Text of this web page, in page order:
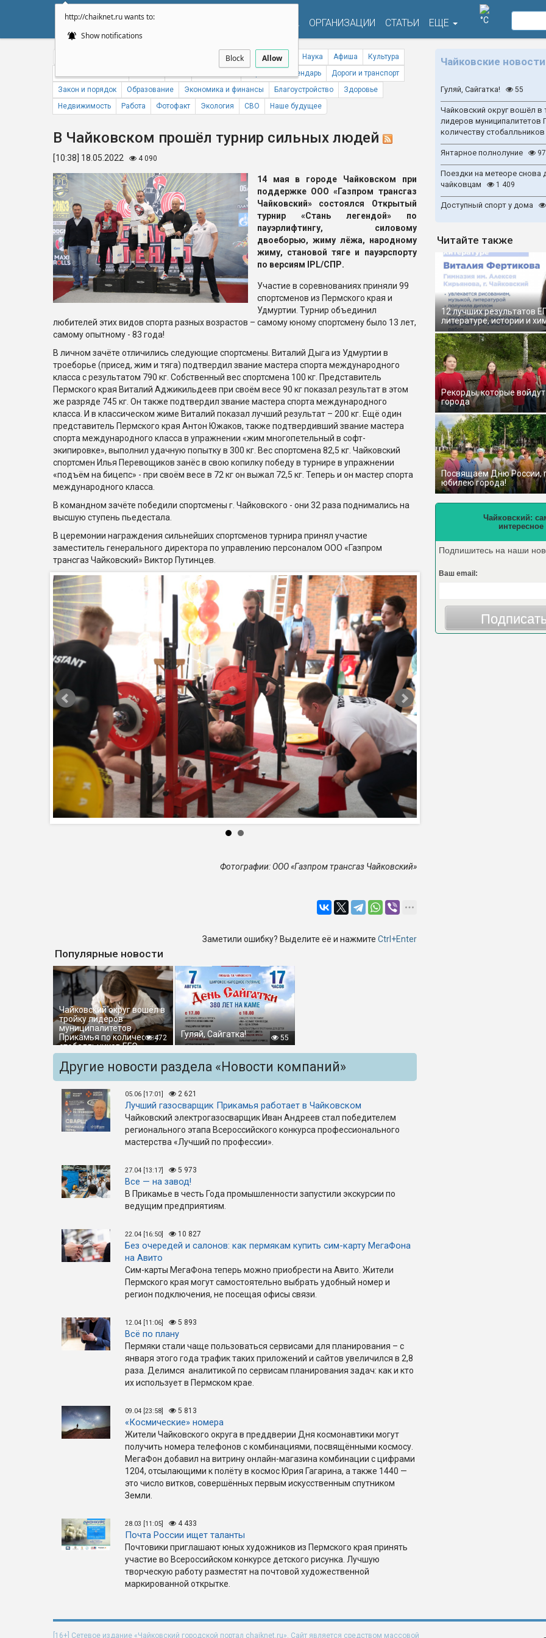
http://chaiknet.ru wants to:
Show notifications
Block Allow
АФИША ОРГАНИЗАЦИИ СТАТЬИ ЕЩЕ °C
Спорт Происшествия Наука Афиша
Культура
Народный календарь
Дороги и транспорт
Закон и порядок
Образование Экономика и финансы Благоустройство
Здоровье
Недвижимость
Работа Фотофакт Экология СВО Наше будущее
В Чайковском прошёл турнир сильных людей
[10:38] 18.05.2022 4 090
14 мая в городе Чайковском при
поддержке ООО «Газпром трансгаз
Чайковский» состоялся Открытый
турнир «Стань легендой» по
пауэрлифтингу, силовому
двоеборью, жиму лёжа, народному
жиму, становой тяге и пауэрспорту
по версиям IPL/СПР.
Участие в соревнованиях приняли 99
спортсменов из Пермского края и
Удмуртии. Турнир объединил
любителей этих видов спорта разных возрастов – самому юному спортсмену было 13 лет,
самому опытному - 83 года!
В личном зачёте отличились следующие спортсмены. Виталий Дыга из Удмуртии в
троеборье (присед, жим и тяга) подтвердил звание мастера спорта международного
класса с результатом 790 кг. Собственный вес спортсмена 100 кг. Представитель
Пермского края Виталий Аджикильдеев при своём весе 90 кг показал результат в этом
же разряде 745 кг. Он также подтвердил звание мастера спорта международного
класса. И в классическом жиме Виталий показал лучший результат – 200 кг. Ещё один
представитель Пермского края Антон Южаков, также подтвердивший звание мастера
спорта международного класса в упражнении «жим многопетельный в софт-
экипировке», выполнил удачную попытку в 300 кг. Вес спортсмена 82,5 кг. Чайковский
спортсмен Илья Перевощиков занёс в свою копилку победу в турнире в упражнении
«подъём на бицепс» - при своём весе в 72 кг он выжал 72,5 кг. Теперь и он мастер спорта
международного класса.
В командном зачёте победили спортсмены г. Чайковского - они 32 раза поднимались на
высшую ступень пьедестала.
В церемонии награждения сильнейших спортсменов турнира принял участие
заместитель генерального директора по управлению персоналом ООО «Газпром
трансгаз Чайковский» Виктор Путинцев.
Фотографии: ООО «Газпром трансгаз Чайковский»
Заметили ошибку? Выделите её и нажмите Ctrl+Enter
Популярные новости
Чайковский округ вошёл в
тройку лидеров
муниципалитетов
Прикамья по количеству
стобалльников ЕГЭ
472 Гуляй, Сайгатка! 55
Другие новости раздела «Новости компаний»
05.06 [17:01] 2 621
Лучший газосварщик Прикамья работает в Чайковском
Чайковский электрогазосварщик Иван Андреев стал победителем
регионального этапа Всероссийского конкурса профессионального
мастерства «Лучший по профессии».
27.04 [13:17] 5 973
Все — на завод!
В Прикамье в честь Года промышленности запустили экскурсии по
ведущим предприятиям.
22.04 [16:50] 10 827
Без очередей и салонов: как пермякам купить сим-карту МегаФона
на Авито
Сим-карты МегаФона теперь можно приобрести на Авито. Жители
Пермского края могут самостоятельно выбрать удобный номер и
регион подключения, не посещая офисы связи.
12.04 [11:06] 5 893
Всё по плану
Пермяки стали чаще пользоваться сервисами для планирования – с
января этого года трафик таких приложений и сайтов увеличился в 2,8
раза. Делимся аналитикой по сервисам планирования задач: как и кто
их использует в Пермском крае.
09.04 [23:58] 5 813
«Космические» номера
Жители Чайковского округа в преддверии Дня космонавтики могут
получить номера телефонов с комбинациями, посвящёнными космосу.
МегаФон добавил на витрину онлайн-магазина комбинации с цифрами
1204, отсылающими к полёту в космос Юрия Гагарина, а также 1440 —
это число витков, совершённых первым искусственным спутником
Земли.
28.03 [11:05] 4 433
Почта России ищет таланты
Почтовики приглашают юных художников из Пермского края принять
участие во Всероссийском конкурсе детского рисунка. Лучшую
творческую работу разместят на почтовой художественной
маркированной открытке.
Чайковские новости
Гуляй, Сайгатка! 55
Чайковский округ вошёл в
лидеров муниципалитетов
количеству
Янтарное полнолуние
Поездки на метеоре снова
чайковцам
1 409
Доступный спорт у дома
Читайте также
12 лучших результатов
литературе, истории и
Рекорды, которые
города
Посвящаем Дню России,
юбилею города!
Чайковский:
интересное
Подпишитесь на наши
Ваш email:
[16+] Сетевое издание «Чайковский городской портал chaiknet.ru». Сайт является средством массовой